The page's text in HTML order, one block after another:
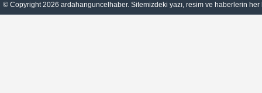
© Copyright 2026 ardahanguncelhaber. Sitemizdeki yazı, resim ve haberlerin her